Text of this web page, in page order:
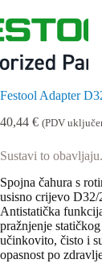
Festool Adapter
40,44 € (PDV
Sustavi to
Spojna čahura s
usisno crijevo D32/
Antistatička
pražnjenje
učinkovito, čisto i
opasnost po